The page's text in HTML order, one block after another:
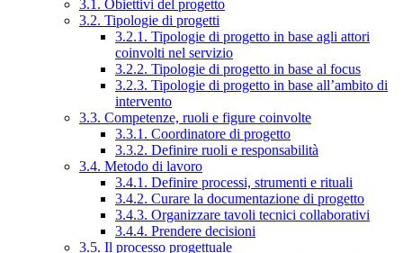
3.1. Obiettivi del progetto
3.2. Tipologie di progetti
3.2.1. Tipologie di progetto in base agli attori
coinvolti nel servizio
3.2.2. Tipologie di progetto in base al focus
3.2.3. Tipologie di progetto in base all’ambito di
intervento
3.3. Competenze, ruoli e figure coinvolte
3.3.1. Coordinatore di progetto
3.3.2. Definire ruoli e responsabilità
3.4. Metodo di lavoro
3.4.1. Definire processi, strumenti e rituali
3.4.2. Curare la documentazione di progetto
3.4.3. Organizzare tavoli tecnici collaborativi
3.4.4. Prendere decisioni
3.5. Il processo progettuale